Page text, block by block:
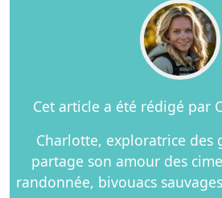
Cet article a été rédigé par
Charlotte, exploratrice des
partage son amour des
randonnée, bivouacs